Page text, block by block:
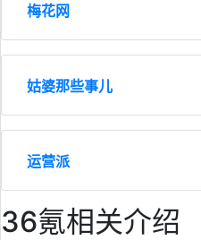
梅花网
姑婆那些事儿
运营派
36氪相关介绍